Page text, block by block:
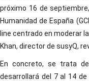
próximo 16 de
Humanidad de España
line centrado en moderar
Khan, director de susyQ,
En concreto, se trata
desarrollará del 7 al 14